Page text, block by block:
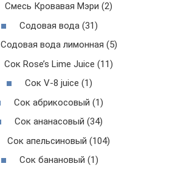
Смесь Кровавая Мэри (2)
Содовая вода (31)
Содовая вода лимонная (5)
Сок Rose’s Lime Juice (11)
Сок V-8 juice (1)
Сок абрикосовый (1)
Сок ананасовый (34)
Сок апельсиновый (104)
Сок банановый (1)